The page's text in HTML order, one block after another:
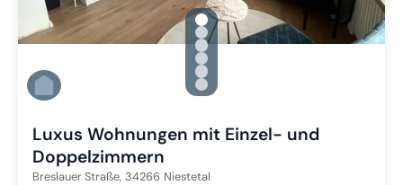
gallery.slide_selector
Zu Slide 1 wechseln
Zu Slide 2 wechseln
Zu Slide 3 wechseln
Zu Slide 4 wechseln
Zu Slide 5 wechseln
Zu Slide 6 wechseln
Luxus Wohnungen mit Einzel- und
Doppelzimmern
Breslauer Straße, 34266 Niestetal